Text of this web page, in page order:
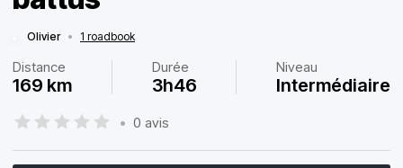
Olivier • 1 roadbook
Distance
169 km
Durée
3h46
Niveau
Intermédiaire
• 0 avis